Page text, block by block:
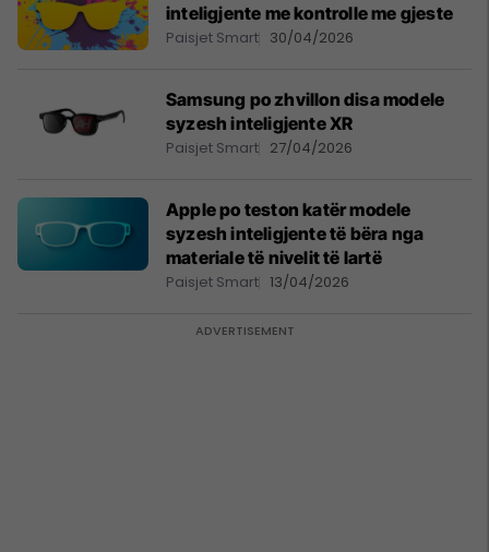
inteligjente me kontrolle me gjeste
Paisjet Smart 30/04/2026
Samsung po zhvillon disa modele
syzesh inteligjente XR
Paisjet Smart 27/04/2026
Apple po teston katër modele
syzesh inteligjente të bëra nga
materiale të nivelit të lartë
Paisjet Smart 13/04/2026